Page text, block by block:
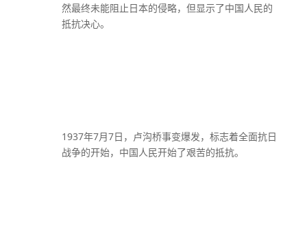
然最终未能阻止日本的侵略，但显示了中国人民的
抵抗决心。
1937年7月7日，卢沟桥事变爆发，标志着全面抗日
战争的开始，中国人民开始了艰苦的抵抗。